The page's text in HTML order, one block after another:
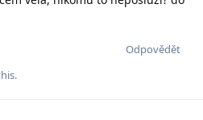
Odpovědět